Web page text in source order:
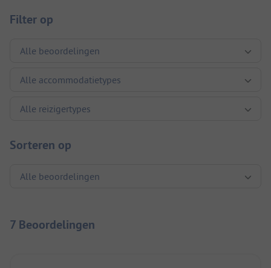
Filter op
Sorteren op
7 Beoordelingen